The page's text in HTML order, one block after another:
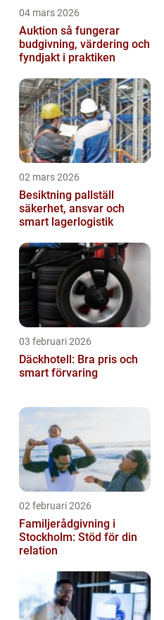
04 mars 2026
Auktion så fungerar
budgivning, värdering och
fyndjakt i praktiken
02 mars 2026
Besiktning pallställ
säkerhet, ansvar och
smart lagerlogistik
03 februari 2026
Däckhotell: Bra pris och
smart förvaring
02 februari 2026
Familjerådgivning i
Stockholm: Stöd för din
relation